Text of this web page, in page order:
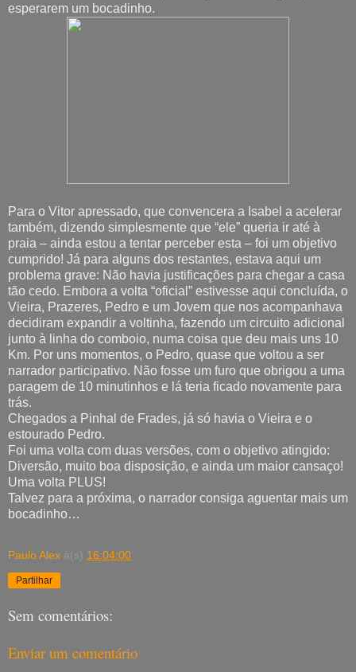
esperarem um bocadinho.
Para o Vitor apressado, que convencera a Isabel a acelerar
também, dizendo simplesmente que “ele” queria ir até à
praia – ainda estou a tentar perceber esta – foi um objetivo
cumprido! Já para alguns dos restantes, estava aqui um
problema grave: Não havia justificações para chegar a casa
tão cedo. Embora a volta “oficial” estivesse aqui concluída, o
Vieira, Prazeres, Pedro e um Jovem que nos acompanhava
decidiram expandir a voltinha, fazendo um circuito adicional
junto à linha do comboio, numa coisa que deu mais uns 10
Km. Por uns momentos, o Pedro, quase que voltou a ser
narrador participativo. Não fosse um furo que obrigou a uma
paragem de 10 minutinhos e lá teria ficado novamente para
trás.
Chegados a Pinhal de Frades, já só havia o Vieira e o
estourado Pedro.
Foi uma volta com duas versões, com o objetivo atingido:
Diversão, muito boa disposição, e ainda um maior cansaço!
Uma volta PLUS!
Talvez para a próxima, o narrador consiga aguentar mais um
bocadinho…
Paulo Alex à(s) 16:04:00
Partilhar
Sem comentários:
Enviar um comentário